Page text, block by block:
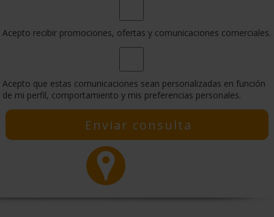
Acepto recibir promociones, ofertas y comunicaciones comerciales.
Acepto que estas comunicaciones sean personalizadas en función
de mi perfil, comportamiento y mis preferencias personales.